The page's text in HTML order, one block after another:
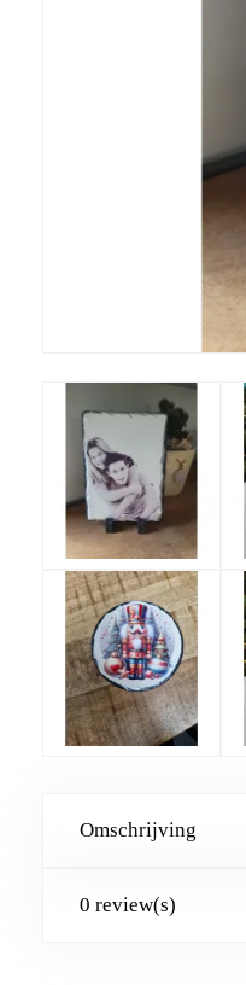
Omschrijving
0 review(s)